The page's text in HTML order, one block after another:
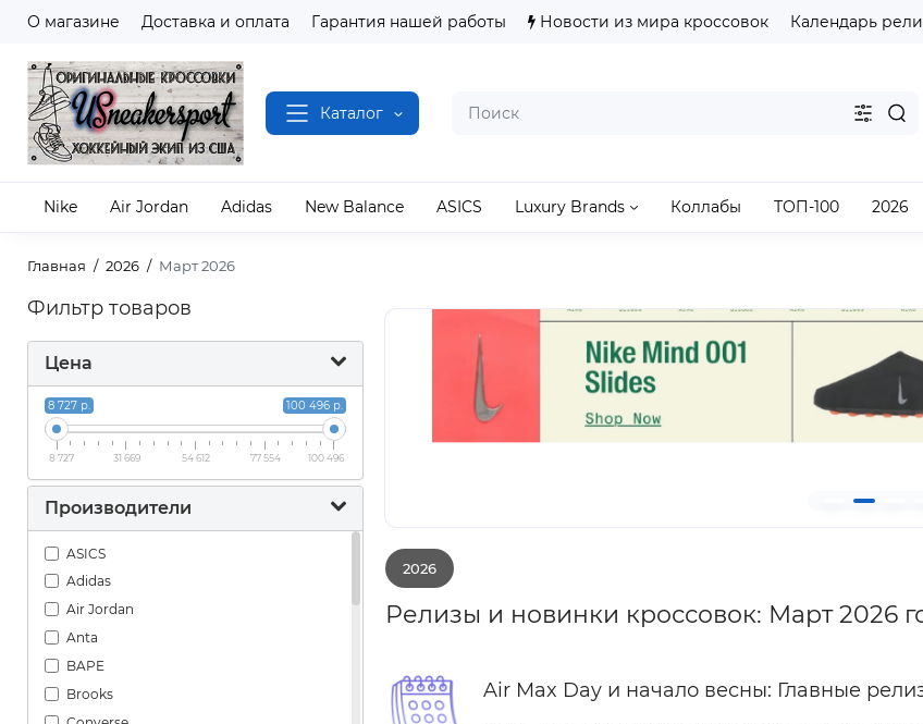
О магазине Доставка и оплата Гарантия нашей работы Новости из мира кроссовок Календарь
Каталог
Nike Air Jordan Adidas New Balance ASICS Luxury Brands Коллабы ТОП-100 2026
Главная 2026 Март 2026
Фильтр товаров
Цена
8 727 р. 100 496 р.
8 727 31 669 54 612 77 554 100 496
Производители
ASICS
Adidas
Air Jordan
Anta
BAPE
Brooks
2026
Релизы и новинки кроссовок: Март 2026
Air Max Day и начало весны: Главные